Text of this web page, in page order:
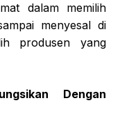
dalam memilih
menyesal di
produsen yang
Dengan